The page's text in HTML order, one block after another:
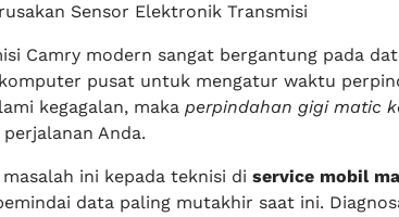
Sensor Elektronik Transmisi
Camry modern sangat bergantung pada
pusat untuk mengatur waktu
kegagalan, maka perpindahan gigi matic
Anda.
ini kepada teknisi di service mobil
data paling mutakhir saat ini.